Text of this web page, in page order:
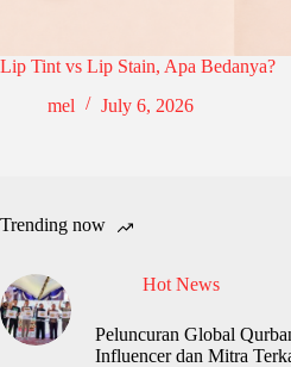
Lip Tint vs Lip Stain, Apa Bedanya?
mel
July 6, 2026
Trending now
Hot News
Peluncuran Global
Influencer dan Mitra